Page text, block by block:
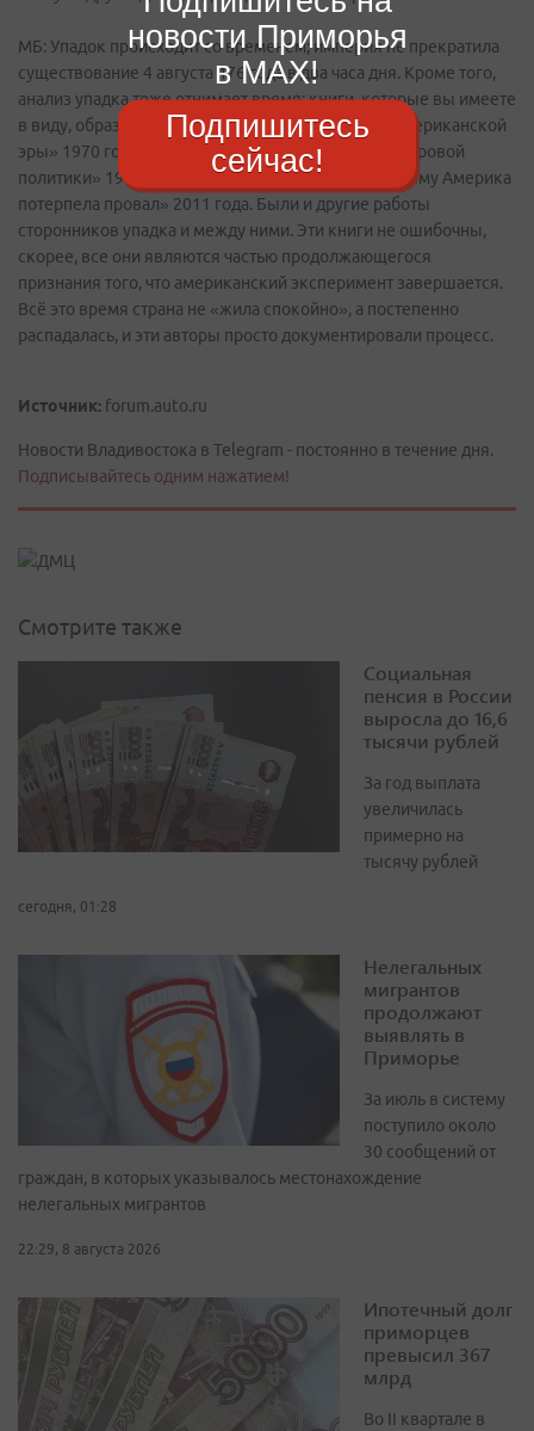
МБ: Упадок происходит со временем; империя не прекратила
существование 4 августа 476 года в два часа дня. Кроме того,
анализ упадка тоже отнимает время; книги, которые вы имеете
в виду, образуют непрерывную цепь, от «Конец американской
эры» 1970 года Эндрю Хакера и «Долгие циклы мировой
политики» 1987 года Джорджа Моделски до «Почему Америка
потерпела провал» 2011 года. Были и другие работы
сторонников упадка и между ними. Эти книги не ошибочны,
скорее, все они являются частью продолжающегося
признания того, что американский эксперимент завершается.
Всё это время страна не «жила спокойно», а постепенно
распадалась, и эти авторы просто документировали процесс.
Источник: forum.auto.ru
Новости Владивостока в Telegram - постоянно в течение дня.
Подписывайтесь одним нажатием!
Смотрите также
Социальная
пенсия в России
выросла до 16,6
тысячи рублей
За год выплата
увеличилась
примерно на
тысячу рублей
сегодня, 01:28
Нелегальных
мигрантов
продолжают
выявлять в
Приморье
За июль в систему
поступило около
30 сообщений от
граждан, в которых указывалось местонахождение
нелегальных мигрантов
22:29, 8 августа 2026
Ипотечный долг
приморцев
превысил 367
млрд
Во II квартале в
новости Приморья
в MAX!
Подпишитесь
сейчас!